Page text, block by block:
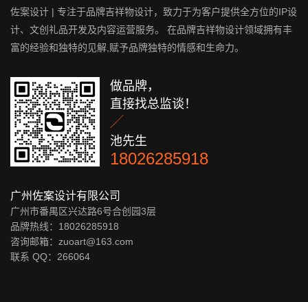
佐案设计 | 专注于品牌吉祥物设计，致力于为客户提供全方位的IP设
计、文创礼品开发及内容运营服务。 在品牌吉祥物设计领域拥有丰
富的经验和独特的见解,赋予品牌独特的情感和生命力。
做品牌，
直接找总监谈！

池先生
18026285918
广州佐案设计有限公司
广州市番禺区兴达路6号合创园3层
品牌热线：18026285918
咨询邮箱：zuoart@163.com
联系 QQ： 266064